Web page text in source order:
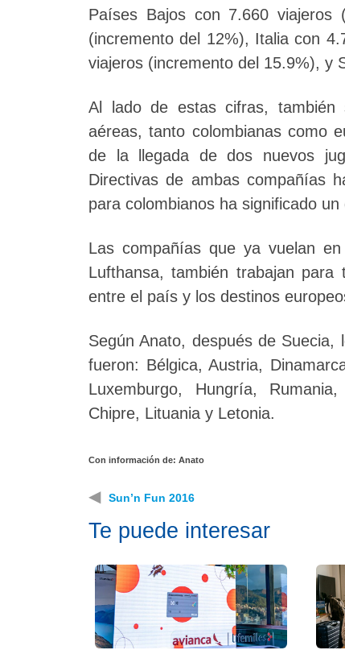
Países Bajos con 7.660 viajeros
(incremento del 12%), Italia con
viajeros (incremento del 15.9%), y
Al lado de estas cifras, también
aéreas, tanto colombianas como
de la llegada de dos nuevos
Directivas de ambas compañías
para colombianos ha significado
Las compañías que ya vuelan
Lufthansa, también trabajan
entre el país y los destinos
Según Anato, después de
fueron: Bélgica, Austria,
Luxemburgo, Hungría,
Chipre, Lituania y Letonia.
Con información de: Anato
◀ Sun’n Fun 2016
Te puede interesar